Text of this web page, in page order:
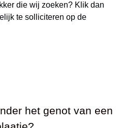
die wij zoeken? Klik dan
te solliciteren op de
het genot van een